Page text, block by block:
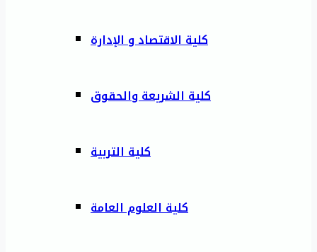
كلية الاقتصاد و الإدارة
كلية الشريعة والحقوق
كلية التربية
كلية العلوم العامة